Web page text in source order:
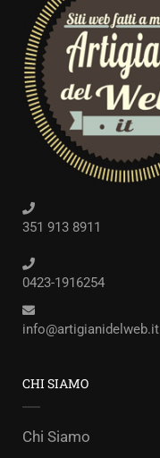
351 913 8911
0423-1916254
info@artigianidelweb.it
CHI SIAMO
Chi Siamo